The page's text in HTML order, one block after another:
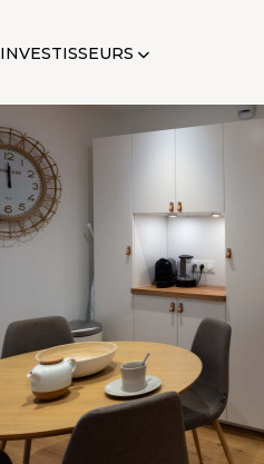
INVESTISSEURS